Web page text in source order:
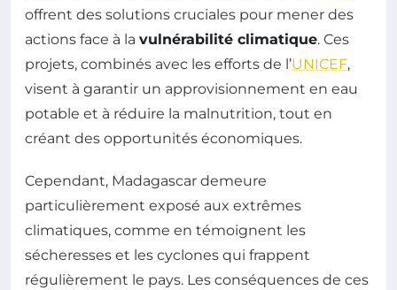
offrent des solutions cruciales pour mener des
actions face à la vulnérabilité climatique. Ces
projets, combinés avec les efforts de l’UNICEF,
visent à garantir un approvisionnement en eau
potable et à réduire la malnutrition, tout en
créant des opportunités économiques.
Cependant, Madagascar demeure
particulièrement exposé aux extrêmes
climatiques, comme en témoignent les
sécheresses et les cyclones qui frappent
régulièrement le pays. Les conséquences de ces